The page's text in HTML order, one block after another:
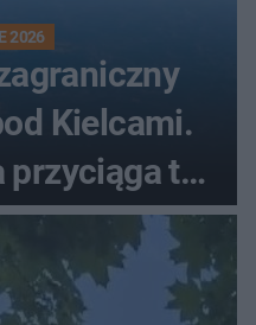
2026
Kielcami.
przyciąga tu